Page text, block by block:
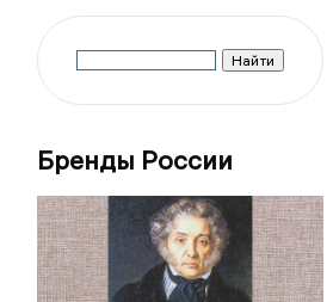
Бренды России